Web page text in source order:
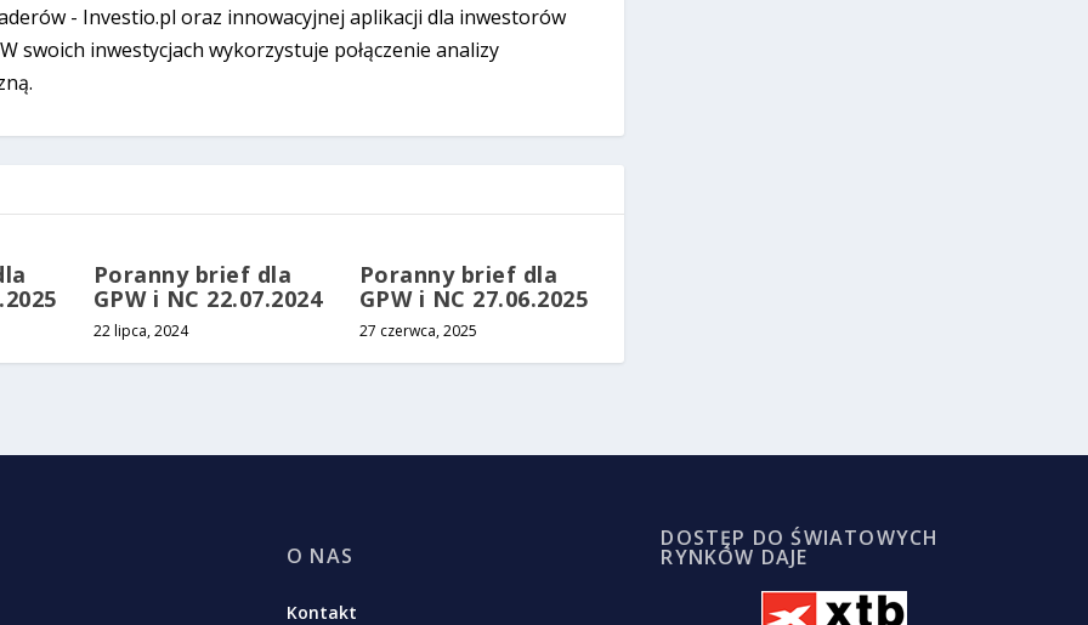
- Investio.pl oraz innowacyjnej aplikacji dla inwestorów
swoich inwestycjach wykorzystuje połączenie analizy
Poranny brief dla
GPW i NC 22.07.2024
22 lipca, 2024
Poranny brief dla
GPW i NC 27.06.2025
27 czerwca, 2025
O NAS
Kontakt
DOSTĘP DO ŚWIATOWYCH
RYNKÓW DAJE